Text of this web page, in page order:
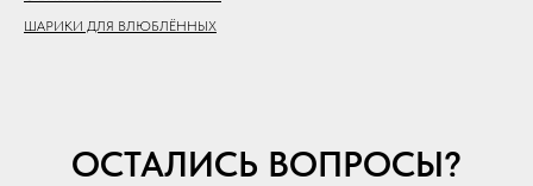
ШАРИКИ ДЛЯ ВЛЮБЛЁННЫХ
ОСТАЛИСЬ ВОПРОСЫ?